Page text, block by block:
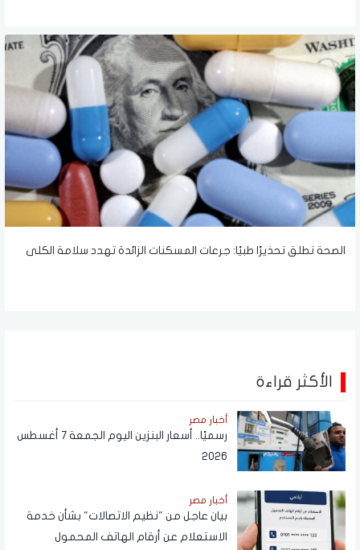
الصحة تطلق تحذيرًا طبيًا: جرعات المسكنات الزائدة تهدد سلامة الكلى
الأكثر قراءة
أخبار مصر
رسميًا.. أسعار البنزين اليوم الجمعة 7 أغسطس
2026
أخبار مصر
بيان عاجل من "نظيم الاتصالات" بشأن خدمة
الاستعلام عن أرقام الهاتف المحمول